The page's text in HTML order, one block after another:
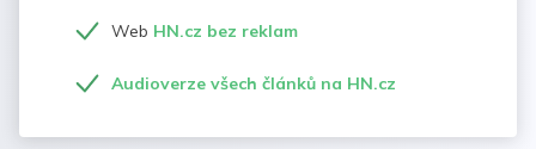
Web HN.cz bez reklam
Audioverze všech článků na HN.cz